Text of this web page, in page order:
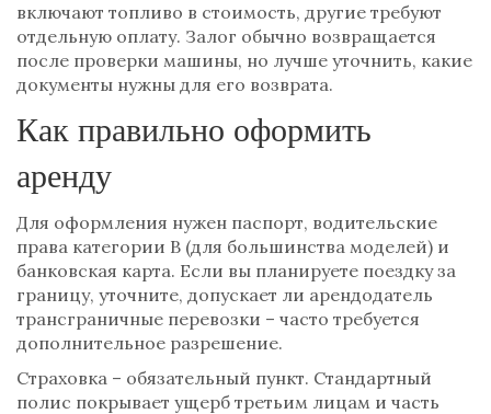
включают топливо в стоимость, другие требуют
отдельную оплату. Залог обычно возвращается
после проверки машины, но лучше уточнить, какие
документы нужны для его возврата.
Как правильно оформить
аренду
Для оформления нужен паспорт, водительские
права категории B (для большинства моделей) и
банковская карта. Если вы планируете поездку за
границу, уточните, допускает ли арендодатель
трансграничные перевозки – часто требуется
дополнительное разрешение.
Страховка – обязательный пункт. Стандартный
полис покрывает ущерб третьим лицам и часть